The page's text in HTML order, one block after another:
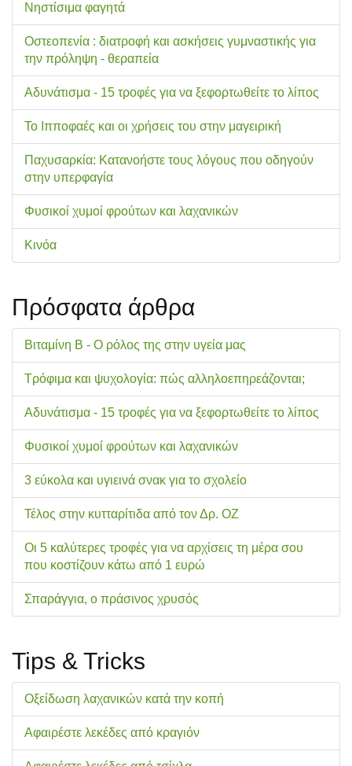
Νηστίσιμα φαγητά
Οστεοπενία : διατροφή και ασκήσεις γυμναστικής για
την πρόληψη - θεραπεία
Αδυνάτισμα - 15 τροφές για να ξεφορτωθείτε το λίπος
Το Ιπποφαές και οι χρήσεις του στην μαγειρική
Παχυσαρκία: Κατανοήστε τους λόγους που οδηγούν
στην υπερφαγία
Φυσικοί χυμοί φρούτων και λαχανικών
Κινόα
Πρόσφατα άρθρα
Βιταμίνη Β - Ο ρόλος της στην υγεία μας
Τρόφιμα και ψυχολογία: πώς αλληλοεπηρεάζονται;
Αδυνάτισμα - 15 τροφές για να ξεφορτωθείτε το λίπος
Φυσικοί χυμοί φρούτων και λαχανικών
3 εύκολα και υγιεινά σνακ για το σχολείo
Τέλος στην κυτταρίτιδα από τον Δρ. ΟΖ
Οι 5 καλύτερες τροφές για να αρχίσεις τη μέρα σου
που κοστίζουν κάτω από 1 ευρώ
Σπαράγγια, ο πράσινος χρυσός
Tips & Tricks
Οξείδωση λαχανικών κατά την κοπή
Αφαιρέστε λεκέδες από κραγιόν